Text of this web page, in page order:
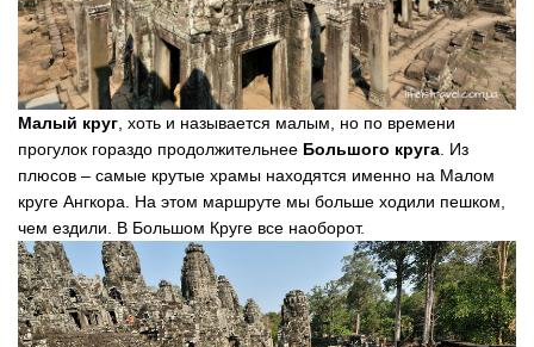
Малый круг , хоть и называется малым, но по времени
прогулок гораздо продолжительнее Большого круга . Из
плюсов – самые крутые храмы находятся именно на Малом
круге Ангкора. На этом маршруте мы больше ходили пешком,
чем ездили. В Большом Круге все наоборот.